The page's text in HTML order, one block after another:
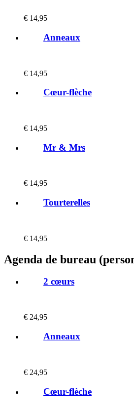
€ 14,95
Anneaux
€ 14,95
Cœur-flèche
€ 14,95
Mr & Mrs
€ 14,95
Tourterelles
€ 14,95
Agenda de bureau
2 cœurs
€ 24,95
Anneaux
€ 24,95
Cœur-flèche